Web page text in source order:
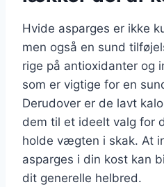
Hvide asparges er ikke
men også en sund
rige på antioxidanter og
som er vigtige for en
Derudover er de lavt
dem til et ideelt valg for
holde vægten i skak. At
asparges i din kost kan
dit generelle helbred.